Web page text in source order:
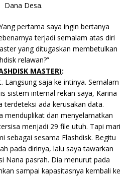
Dana Desa.
pertama saya ingin bertanya
terjadi semalam atas diri
yang ditugaskan membetulkan
relawan?”
MASTER):
Langsung saja ke intinya. Semalam
sistem internal rekan saya, Karina
terdeteksi ada kerusakan data.
menduplikat dan menyelamatkan
menjadi 29 file utuh. Tapi mari
sebagai sesama Flashdisk. Begitu
pada dirinya, lalu saya tawarkan
Nana pasrah. Dia menurut pada
sampai kapasitasnya kembali ke